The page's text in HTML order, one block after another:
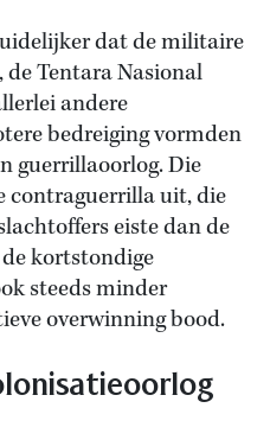
dat de militaire
Tentara Nasional
andere
bedreiging vormden
guerrillaoorlog. Die
contraguerrilla uit, die
eiste dan de
kortstondige
steeds minder
overwinning bood.